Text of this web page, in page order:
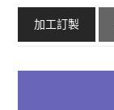
加工訂製